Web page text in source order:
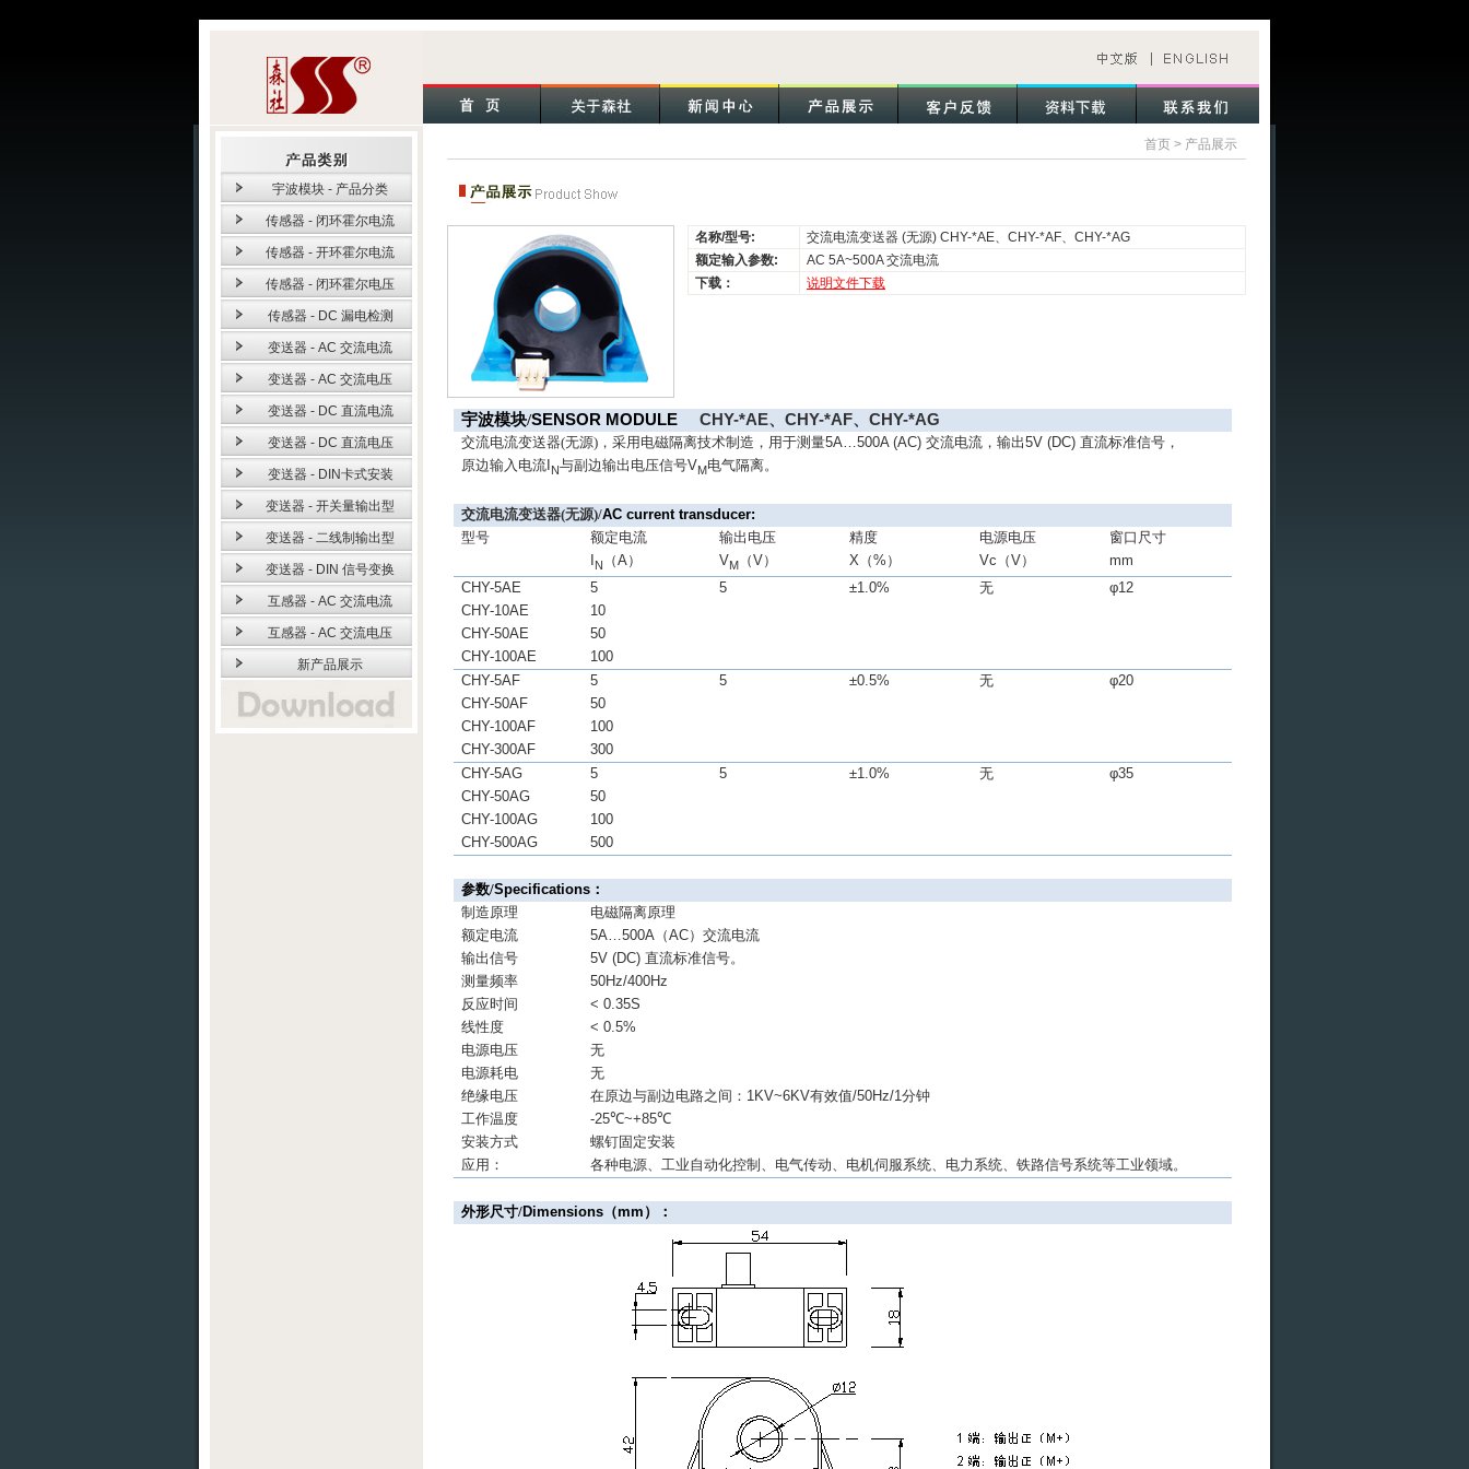
宇波模块 - 产品分类
传感器 - 闭环霍尔电流
传感器 - 开环霍尔电流
传感器 - 闭环霍尔电压
传感器 - DC 漏电检测
变送器 - AC 交流电流
变送器 - AC 交流电压
变送器 - DC 直流电流
变送器 - DC 直流电压
变送器 - DIN卡式安装
变送器 - 开关量输出型
变送器 - 二线制输出型
变送器 - DIN 信号变换
互感器 - AC 交流电流
互感器 - AC 交流电压
新产品展示
首页 > 产品展示
名称/型号:
交流电流变送器 (无源) CHY-*AE、CHY-*AF、CHY-*AG
额定输入参数:
AC 5A~500A 交流电流
下载：
说明文件下载
宇波模块/SENSOR MODULE CHY-*AE、CHY-*AF、CHY-*AG
交流电流变送器(无源) ，采用电磁隔离技术制造，用于测量5A…500A (AC)交流电流，输出5V (DC)直流标准信号，
原边输入电流 N与副边输出电压信号VM电气隔离。
交流电流变送器(无源)/AC current transducer:
型号
额定电流 输出电压 精度 电源电压
窗口尺寸
N （A） VM （V） X （% ） Vc （V）
mm
CHY-5AE
5 5 ±1.0% 无
φ12
CHY-10AE
10
CHY-50AE
50
CHY-100AE
100
CHY-5AF
5 5 ±0.5% 无
φ20
CHY-50AF
50
CHY-100AF
100
CHY-300AF
300
CHY-5AG
5 5 ±1.0% 无
φ35
CHY-50AG
50
CHY-100AG
100
CHY-500AG
500
参数/Specifications ：
制造原理
电磁隔离原理
额定电流
5A…500A （AC）交流电流
输出信号
5V (DC)直流标准信号。
测量频率
50Hz/400Hz
反应时间
< 0.35S
线性度
< 0.5%
电源电压
无
电源耗电
无
绝缘电压
在原边与副边电路之间： 1KV~6KV有效值/50Hz/1分钟
工作温度
-25℃~+85℃
安装方式
螺钉固定安装
应用：
各种电源、工业自动化控制、电气传动、电机伺服系统、电力系统、铁路信号系统等工业领域。
外形尺寸/Dimensions （mm ）：